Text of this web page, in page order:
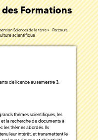
Formations
Sciences de la terre
Parcours
scientifique
de licence au semestre 3.
thèmes scientifiques, les
la recherche de documents à
les thèmes abordés. Ils
leur intérêt, et transmettent le